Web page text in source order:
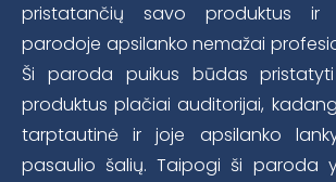
pristatančių savo produktus ir
parodoje apsilanko nemažai
Ši paroda puikus būdas
produktus plačiai auditorijai,
tarptautinė ir joje apsilanko
pasaulio šalių. Taipogi ši paroda